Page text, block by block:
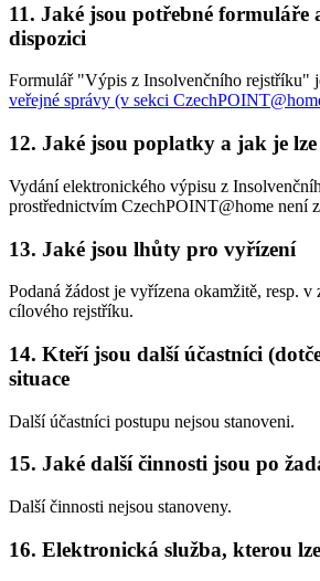
11. Jaké jsou potřebné formuláře
dispozici
Formulář "Výpis z Insolvenčního rejstříku"
veřejné správy (v sekci
12. Jaké jsou poplatky a jak je
Vydání elektronického výpisu z
prostřednictvím CzechPOINT@home není
13. Jaké jsou lhůty pro vyřízení
Podaná žádost je vyřízena okamžitě, resp. v
cílového rejstříku.
14. Kteří jsou další účastníci
situace
Další účastníci postupu nejsou stanoveni.
15. Jaké další činnosti jsou po
Další činnosti nejsou stanoveny.
16. Elektronická služba, kterou